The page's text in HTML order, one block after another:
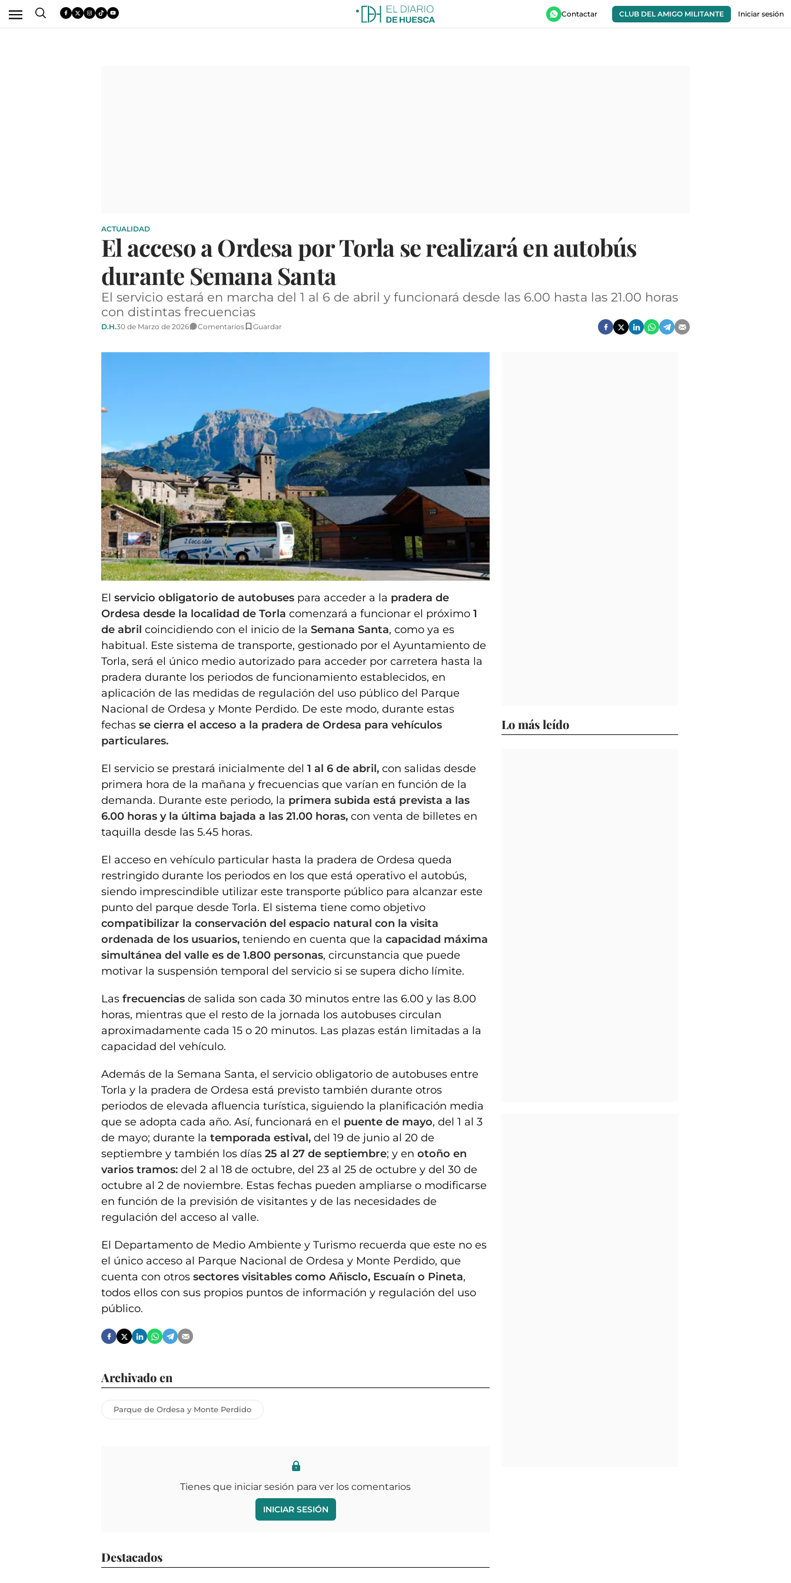
Contactar CLUB DEL AMIGO MILITANTE Iniciar sesión
ACTUALIDAD
El acceso a Ordesa por Torla se realizará en autobús
durante Semana Santa
El servicio estará en marcha del 1 al 6 de abril y funcionará desde las 6.00 hasta las 21.00 horas
con distintas frecuencias
D.H.30 de Marzo de 2026 Comentarios Guardar
El acceso a Ordesa por Torla se realizará en autobús durante Semana Santa.
El servicio obligatorio de autobuses para acceder a la pradera de
Ordesa desde la localidad de Torla comenzará a funcionar el próximo 1
de abril coincidiendo con el inicio de la Semana Santa, como ya es
habitual. Este sistema de transporte, gestionado por el Ayuntamiento de
Torla, será el único medio autorizado para acceder por carretera hasta la
pradera durante los periodos de funcionamiento establecidos, en
aplicación de las medidas de regulación del uso público del Parque
Nacional de Ordesa y Monte Perdido. De este modo, durante estas
fechas se cierra el acceso a la pradera de Ordesa para vehículos
particulares.
El servicio se prestará inicialmente del 1 al 6 de abril, con salidas desde
primera hora de la mañana y frecuencias que varían en función de la
demanda. Durante este periodo, la primera subida está prevista a las
6.00 horas y la última bajada a las 21.00 horas, con venta de billetes en
taquilla desde las 5.45 horas.
El acceso en vehículo particular hasta la pradera de Ordesa queda
restringido durante los periodos en los que está operativo el autobús,
siendo imprescindible utilizar este transporte público para alcanzar este
punto del parque desde Torla. El sistema tiene como objetivo
compatibilizar la conservación del espacio natural con la visita
ordenada de los usuarios, teniendo en cuenta que la capacidad máxima
simultánea del valle es de 1.800 personas, circunstancia que puede
motivar la suspensión temporal del servicio si se supera dicho límite.
Las frecuencias de salida son cada 30 minutos entre las 6.00 y las 8.00
horas, mientras que el resto de la jornada los autobuses circulan
aproximadamente cada 15 o 20 minutos. Las plazas están limitadas a la
capacidad del vehículo.
Además de la Semana Santa, el servicio obligatorio de autobuses entre
Torla y la pradera de Ordesa está previsto también durante otros
periodos de elevada afluencia turística, siguiendo la planificación media
que se adopta cada año. Así, funcionará en el puente de mayo, del 1 al 3
de mayo; durante la temporada estival, del 19 de junio al 20 de
septiembre y también los días 25 al 27 de septiembre; y en otoño en
varios tramos: del 2 al 18 de octubre, del 23 al 25 de octubre y del 30 de
octubre al 2 de noviembre. Estas fechas pueden ampliarse o modificarse
en función de la previsión de visitantes y de las necesidades de
regulación del acceso al valle.
El Departamento de Medio Ambiente y Turismo recuerda que este no es
el único acceso al Parque Nacional de Ordesa y Monte Perdido, que
cuenta con otros sectores visitables como Añisclo, Escuaín o Pineta,
todos ellos con sus propios puntos de información y regulación del uso
público.
Archivado en
Parque de Ordesa y Monte Perdido
Tienes que iniciar sesión para ver los comentarios
INICIAR SESIÓN
Destacados
Lo más leído